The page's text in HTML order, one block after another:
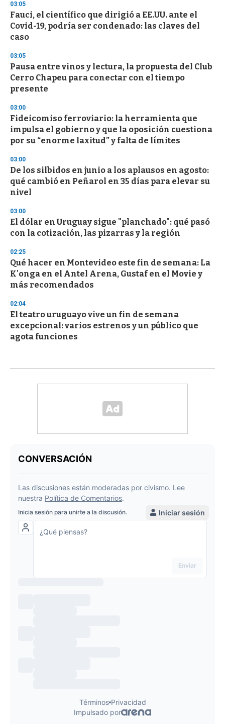
3
s
e
c
o
d
s
03:05
Fauci, el científico que dirigió a EE.UU. ante el
Covid-19, podría ser condenado: las claves del
caso
03:05
Pausa entre vinos y lectura, la propuesta del Club
Cerro Chapeu para conectar con el tiempo
presente
03:00
Fideicomiso ferroviario: la herramienta que
impulsa el gobierno y que la oposición cuestiona
por su “enorme laxitud” y falta de límites
03:00
De los silbidos en junio a los aplausos en agosto:
qué cambió en Peñarol en 35 días para elevar su
nivel
03:00
El dólar en Uruguay sigue "planchado": qué pasó
con la cotización, las pizarras y la región
02:25
Qué hacer en Montevideo este fin de semana: La
K'onga en el Antel Arena, Gustaf en el Movie y
más recomendados
02:04
El teatro uruguayo vive un fin de semana
excepcional: varios estrenos y un público que
agota funciones